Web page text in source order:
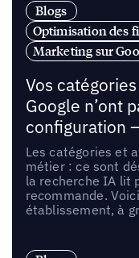
Blogs
Optimisation des
Marketing sur
Vos
Google n’ont
configuration
Les catégories et
métier : ce sont
la recherche IA lit
recommande.
établissement, à